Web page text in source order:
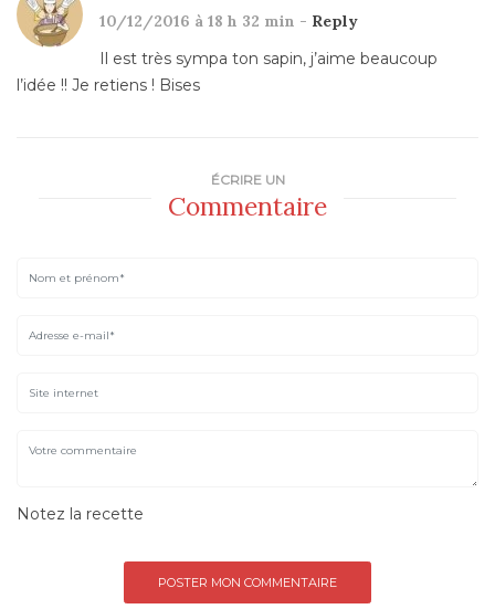
10/12/2016 à 18 h 32 min - Reply
Il est très sympa ton sapin, j’aime beaucoup
l’idée !! Je retiens ! Bises
ÉCRIRE UN
Commentaire
Notez la recette